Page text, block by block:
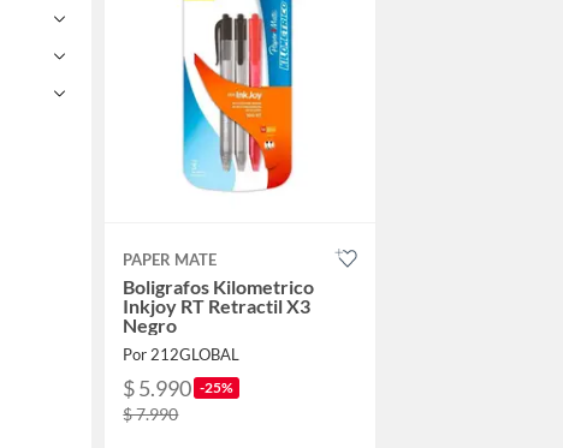
PAPER MATE
Boligrafos Kilometrico
Inkjoy RT Retractil X3
Negro
Por 212GLOBAL
$ 5.990 -25%
$ 7.990